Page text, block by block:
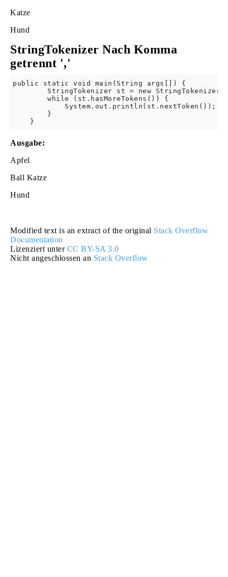
Katze
Hund
StringTokenizer Nach Komma
getrennt ','
public static void main(String args[]) {
StringTokenizer st = new
        while (st.hasMoreTokens()) {
            System.out.println(st.nextToken());
        }
Ausgabe:
Apfel
Ball Katze
Hund
Modified text is an extract of the original Stack Overflow
Documentation
Lizenziert unter CC BY-SA 3.0
Nicht angeschlossen an Stack Overflow